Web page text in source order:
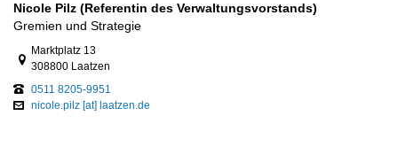
Nicole Pilz (Referentin des Verwaltungsvorstands)
Gremien und Strategie
Link zur Google-Maps Navigation
Marktplatz 13
308800 Laatzen
0511 8205-9951
nicole.pilz [at] laatzen.de